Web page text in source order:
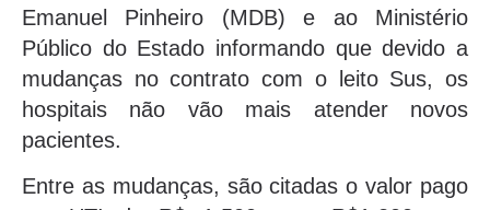
Emanuel Pinheiro (MDB) e ao Ministério
Público do Estado informando que devido a
mudanças no contrato com o leito Sus, os
hospitais não vão mais atender novos
pacientes.
Entre as mudanças, são citadas o valor pago